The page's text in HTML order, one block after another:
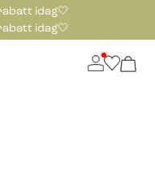
idag🤍
idag🤍